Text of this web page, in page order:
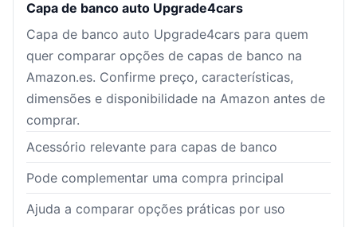
Capa de banco auto Upgrade4cars
Capa de banco auto Upgrade4cars para quem
quer comparar opções de capas de banco na
Amazon.es. Confirme preço, características,
dimensões e disponibilidade na Amazon antes de
comprar.
Acessório relevante para capas de banco
Pode complementar uma compra principal
Ajuda a comparar opções práticas por uso